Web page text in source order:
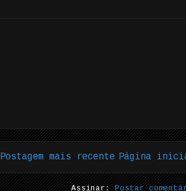
Postagem mais recente Página
Assinar:Postar